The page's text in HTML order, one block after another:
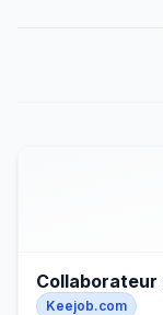
Collaborateur
Keejob.com